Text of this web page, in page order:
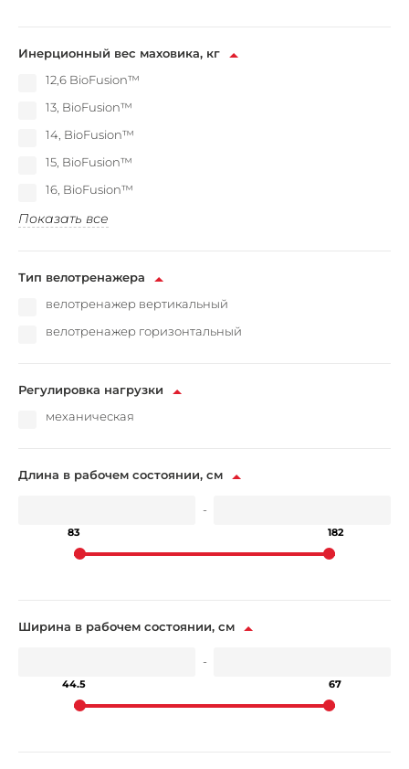
Инерционный вес маховика, кг
12,6 BioFusion™
13, BioFusion™
14, BioFusion™
15, BioFusion™
16, BioFusion™
Показать все
Тип велотренажера
велотренажер вертикальный
велотренажер горизонтальный
Регулировка нагрузки
механическая
Длина в рабочем состоянии, см
-
83 182
Ширина в рабочем состоянии, см
-
44.5 67